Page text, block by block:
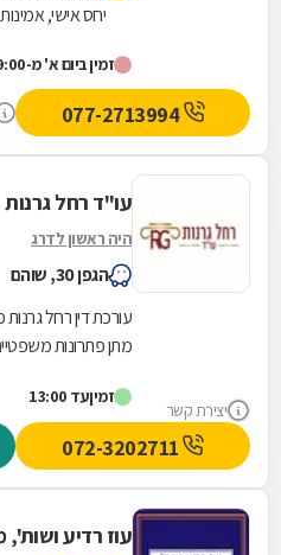
יחס אישי,
זמין ביום א' מ-9:00
077-2713994
יצירת קשר
עו"ד רחל גרנות
היה ראשון לדרג
הגפן 30, שוהם
עורכת דין רחל
מתן פתרונות
זמיןעד 13:00
עוז רדיע